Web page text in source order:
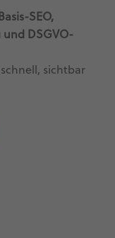
SEO,
DSGVO-
sichtbar